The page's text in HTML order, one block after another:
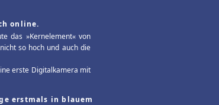
online.
das »Kernelement« von
so hoch und auch die
erste Digitalkamera mit
erstmals in blauem